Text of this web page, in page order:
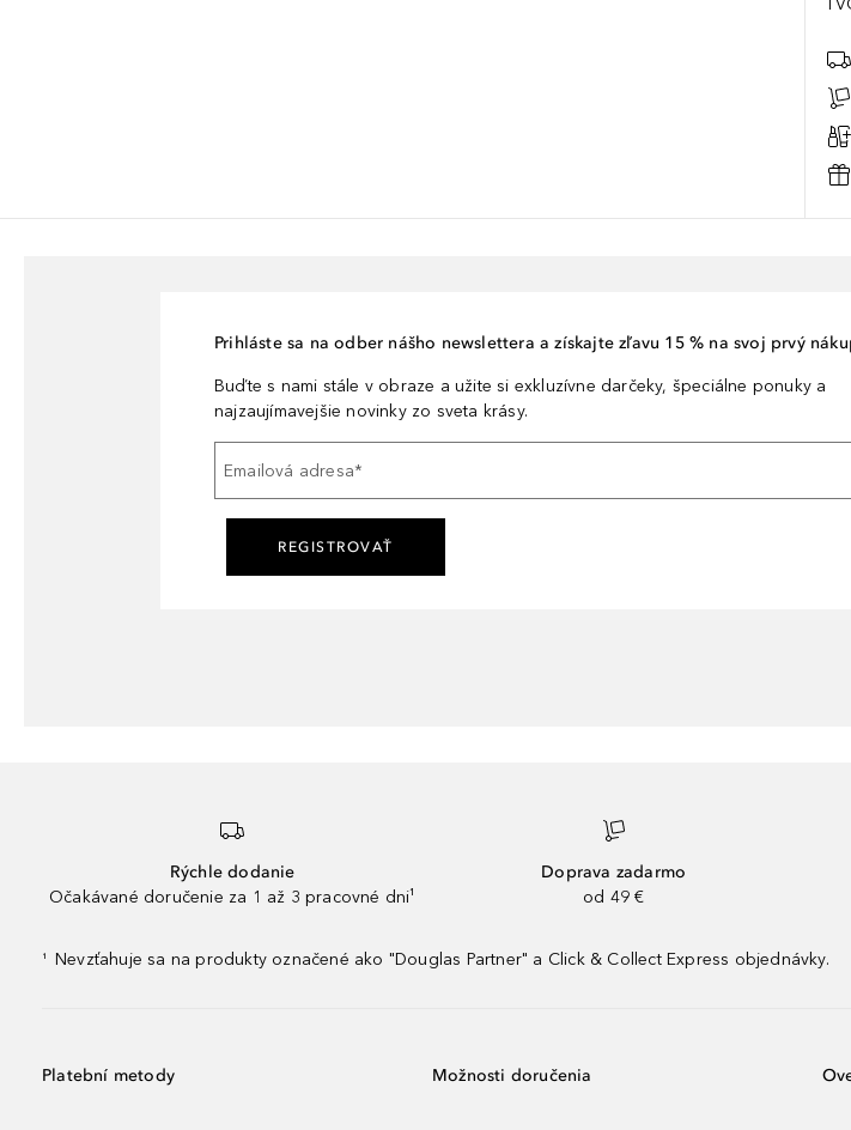
Prihláste sa na odber nášho newslettera a získajte zľavu 15 % na svoj prvý
Buďte s nami stále v obraze a užite si exkluzívne darčeky, špeciálne ponuky a
najzaujímavejšie novinky zo sveta krásy.
Emailová adresa*
REGISTROVAŤ
Rýchle dodanie
Očakávané doručenie za 1 až 3 pracovné dni¹
Doprava zadarmo
od 49 €
¹ Nevzťahuje sa na produkty označené ako "Douglas Partner" a Click & Collect Express objednávky.
Platební metody Možnosti doručenia